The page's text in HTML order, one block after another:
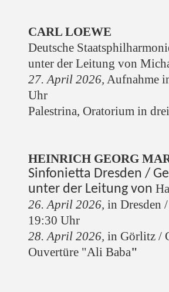
CARL LOEWE
Deutsche
unter der Leitung von
27. April 2026, Aufnahme
Uhr
Palestrina, Oratorium in
HEINRICH GEORG
Sinfonietta Dresden /
unter der Leitung von
26. April 2026, in Dresden
19:30 Uhr
28. April 2026, in Görlitz /
Ouvertüre "Ali Baba"